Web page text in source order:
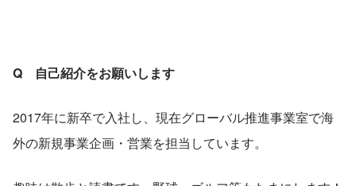
Q　自己紹介をお願いします
2017年に新卒で入社し、現在グローバル推進事業室で海
外の新規事業企画・営業を担当しています。